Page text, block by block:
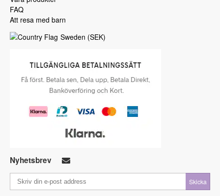
FAQ
Att resa med barn
Sweden (SEK)
Nyhetsbrev
Skicka